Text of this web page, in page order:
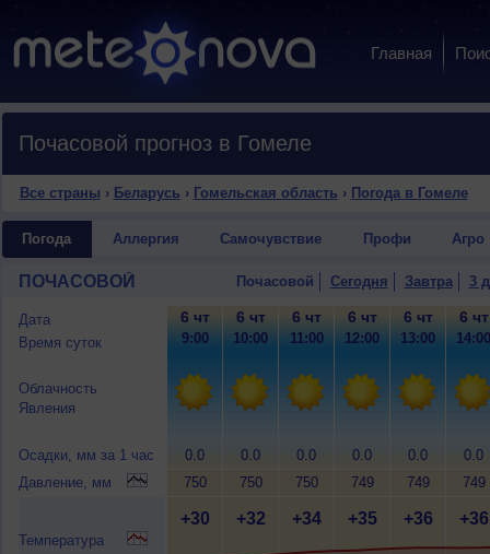
Главная
Почасовой прогноз в Гомеле
Все страны › Беларусь › Гомельская область › Погода в Гомеле
Погода Аллергия Самочувствие Профи Агро
ПОЧАСОВОЙ Почасовой Сегодня Завтра 3
Дата
Время суток
Облачность
Явления
Осадки, мм за 1 час
Давление, мм
Температура
6 чт
9:00
0.0
750
+30
6 чт
10:00
0.0
750
+32
6 чт
11:00
0.0
750
+34
6 чт
12:00
0.0
749
+35
6 чт
13:00
0.0
749
+36
6 чт
14:00
0.0
749
+36